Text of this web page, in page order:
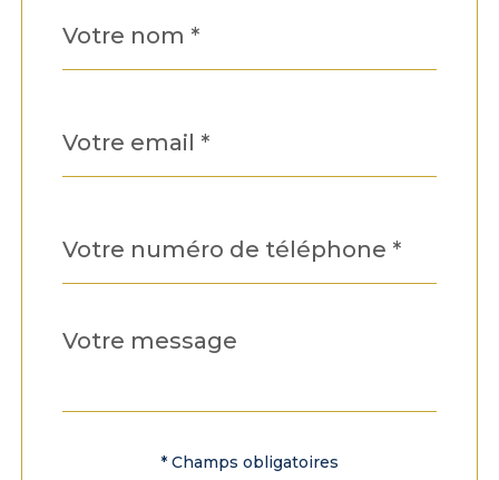
par
défaut
*
*
*
Fieldset
Message
*
Validation* Champs obligatoires